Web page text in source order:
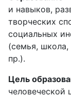
и навыков,
творческих
социальных
(семья,
пр.).
Цель
человеческой